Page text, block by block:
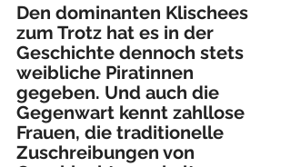
Den dominanten Klischees
zum Trotz hat es in der
Geschichte dennoch stets
weibliche Piratinnen
gegeben. Und auch die
Gegenwart kennt zahllose
Frauen, die traditionelle
Zuschreibungen von